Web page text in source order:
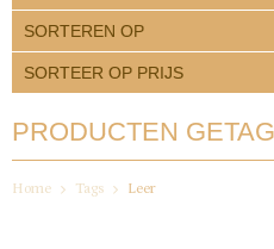
SORTEREN OP
SORTEER OP PRIJS
PRODUCTEN
Home Tags Leer